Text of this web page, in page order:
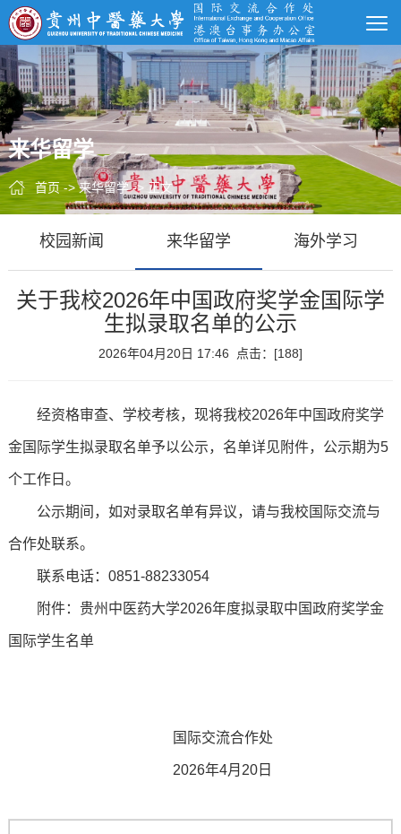
来华留学
首页->来华留学-> 正文
校园新闻 来华留学 海外学习
关于我校2026年中国政府奖学金国际学
生拟录取名单的公示
2026年04月20日 17:46 点击：[188]
经资格审查、学校考核，现将我校2026年中国政府奖学
金国际学生拟录取名单予以公示，名单详见附件，公示期为5
个工作日。
公示期间，如对录取名单有异议，请与我校国际交流与
合作处联系。
联系电话：0851-88233054
附件：贵州中医药大学2026年度拟录取中国政府奖学金
国际学生名单
国际交流合作处
2026年4月20日